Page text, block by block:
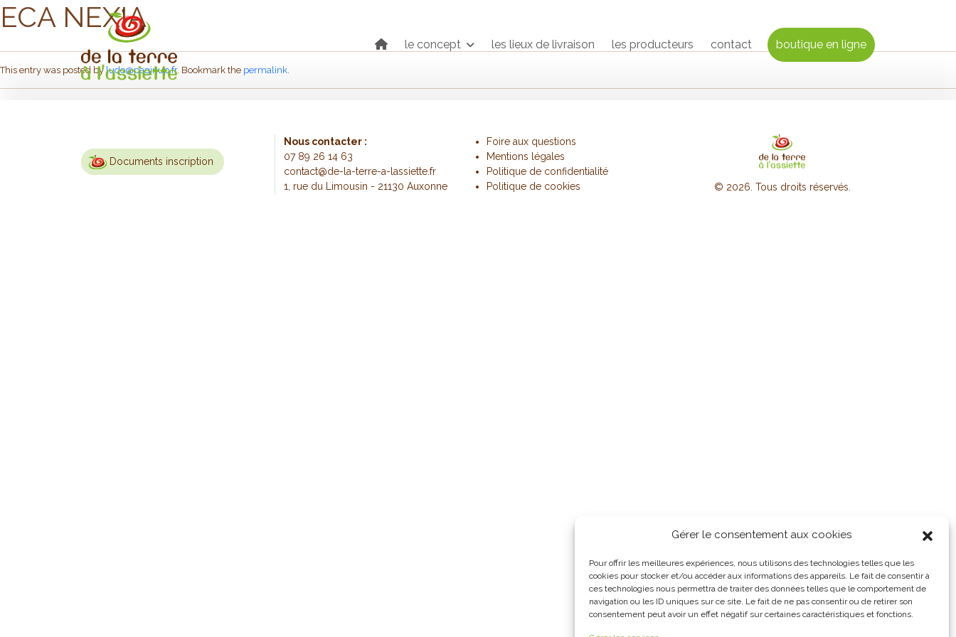
Gérer le consentement aux cookies
Pour offrir les meilleures expériences, nous utilisons des technologies telles que les
cookies pour stocker et/ou accéder aux informations des appareils. Le fait de consentir à
ces technologies nous permettra de traiter des données telles que le comportement de
navigation ou les ID uniques sur ce site. Le fait de ne pas consentir ou de retirer son
consentement peut avoir un effet négatif sur certaines caractéristiques et fonctions.
Skip to main content
le concept les lieux de livraison les producteurs contact boutique en ligne
ECA NEXIA
This entry was posted byludo@paginup.fr. Bookmark the permalink.
Documents inscription
Nous contacter :
07 89 26 14 63
contact@de-la-terre-a-lassiette.fr
1, rue du Limousin - 21130 Auxonne
Foire aux questions
Mentions légales
Politique de confidentialité
Politique de cookies
© 2026. Tous droits réservés.